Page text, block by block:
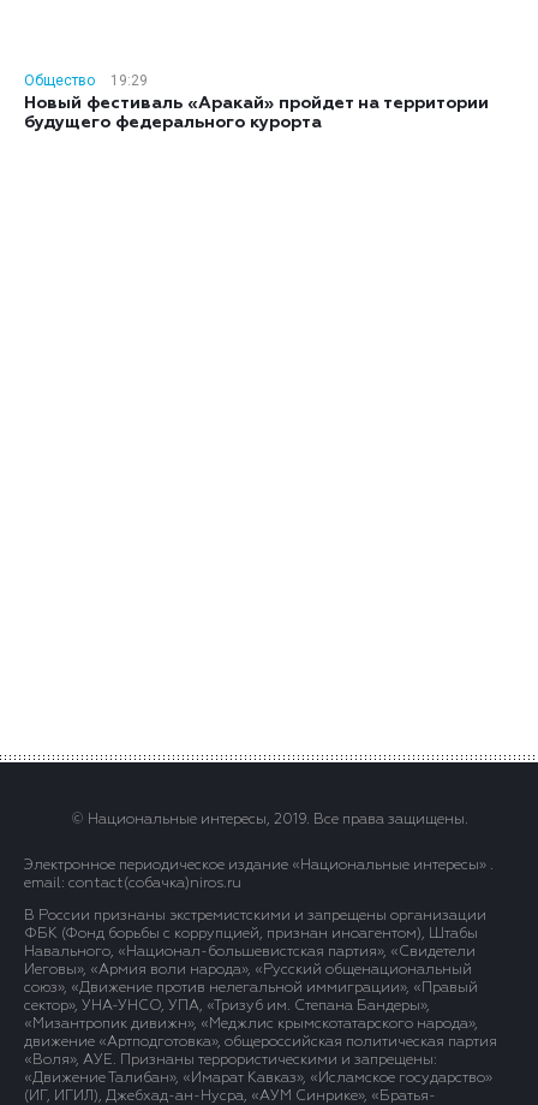
Общество
19:29
Новый фестиваль «Аракай» пройдет на территории
будущего федерального курорта
© Национальные интересы, 2019. Все права защищены.
Электронное периодическое издание «Национальные интересы» .
email: contact(сoбaчка)niros.ru
В России признаны экстремистскими и запрещены организации
ФБК (Фонд борьбы с коррупцией, признан иноагентом), Штабы
Навального, «Национал-большевистская партия», «Свидетели
Иеговы», «Армия воли народа», «Русский общенациональный
союз», «Движение против нелегальной иммиграции», «Правый
сектор», УНА-УНСО, УПА, «Тризуб им. Степана Бандеры»,
«Мизантропик дивижн», «Меджлис крымскотатарского народа»,
движение «Артподготовка», общероссийская политическая партия
«Воля», АУЕ. Признаны террористическими и запрещены:
«Движение Талибан», «Имарат Кавказ», «Исламское государство»
(ИГ, ИГИЛ), Джебхад-ан-Нусра, «АУМ Синрике», «Братья-